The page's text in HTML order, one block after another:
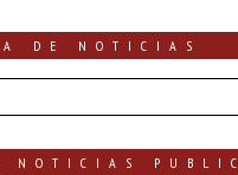
DE NOTICIAS
NOTICIAS